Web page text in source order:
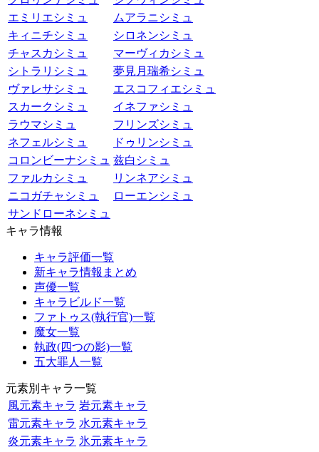
エミリエシミュ
ムアラニシミュ
キィニチシミュ
シロネンシミュ
チャスカシミュ
マーヴィカシミュ
シトラリシミュ
夢見月瑞希シミュ
ヴァレサシミュ
エスコフィエシミュ
スカークシミュ
イネファシミュ
ラウマシミュ
フリンズシミュ
ネフェルシミュ
ドゥリンシミュ
コロンビーナシミュ 兹白シミュ
ファルカシミュ
リンネアシミュ
ニコガチャシミュ
ローエンシミュ
サンドローネシミュ
キャラ情報
キャラ評価一覧
新キャラ情報まとめ
声優一覧
キャラビルド一覧
ファトゥス(執行官)一覧
魔女一覧
執政(四つの影)一覧
五大罪人一覧
元素別キャラ一覧
風元素キャラ 岩元素キャラ
雷元素キャラ 水元素キャラ
炎元素キャラ 氷元素キャラ